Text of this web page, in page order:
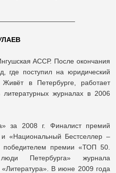
АССР. После окончания
где поступил на юридический
Живёт в Петербурге, работает
журналах в 2006
за 2008 г. Финалист премий
«Национальный Бестселлер –
победителем премии «ТОП 50.
Петербурга» журнала
В июне 2009 года